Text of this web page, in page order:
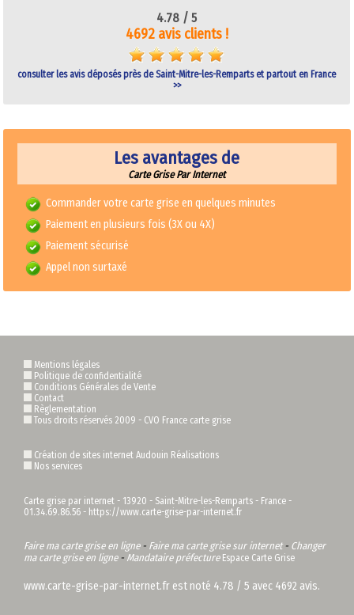
4.78 /5
4692 avis clients !
consulter les avis déposés près de Saint-Mitre-les-Remparts et partout en France
>>
Les avantages de
Carte Grise Par Internet
Commander votre carte grise en quelques minutes
Paiement en plusieurs fois (3X ou 4X)
Paiement sécurisé
Appel non surtaxé
Mentions légales
Politique de confidentialité
Conditions Générales de Vente
Contact
Règlementation
Tous droits réservés 2009 - CVO France carte grise
Création de sites internet Audouin Réalisations
Nos services
Carte grise par internet - 13920 - Saint-Mitre-les-Remparts - France -
01.34.69.86.56 - https://www.carte-grise-par-internet.fr
Faire ma carte grise en ligne- Faire ma carte grise sur internet- Changer
ma carte grise en ligne- Mandataire préfecture Espace Carte Grise
www.carte-grise-par-internet.fr est noté 4.78 / 5 avec 4692 avis.